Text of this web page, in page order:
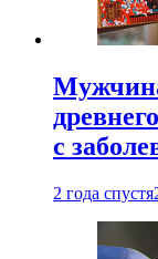
с
2 года спустя